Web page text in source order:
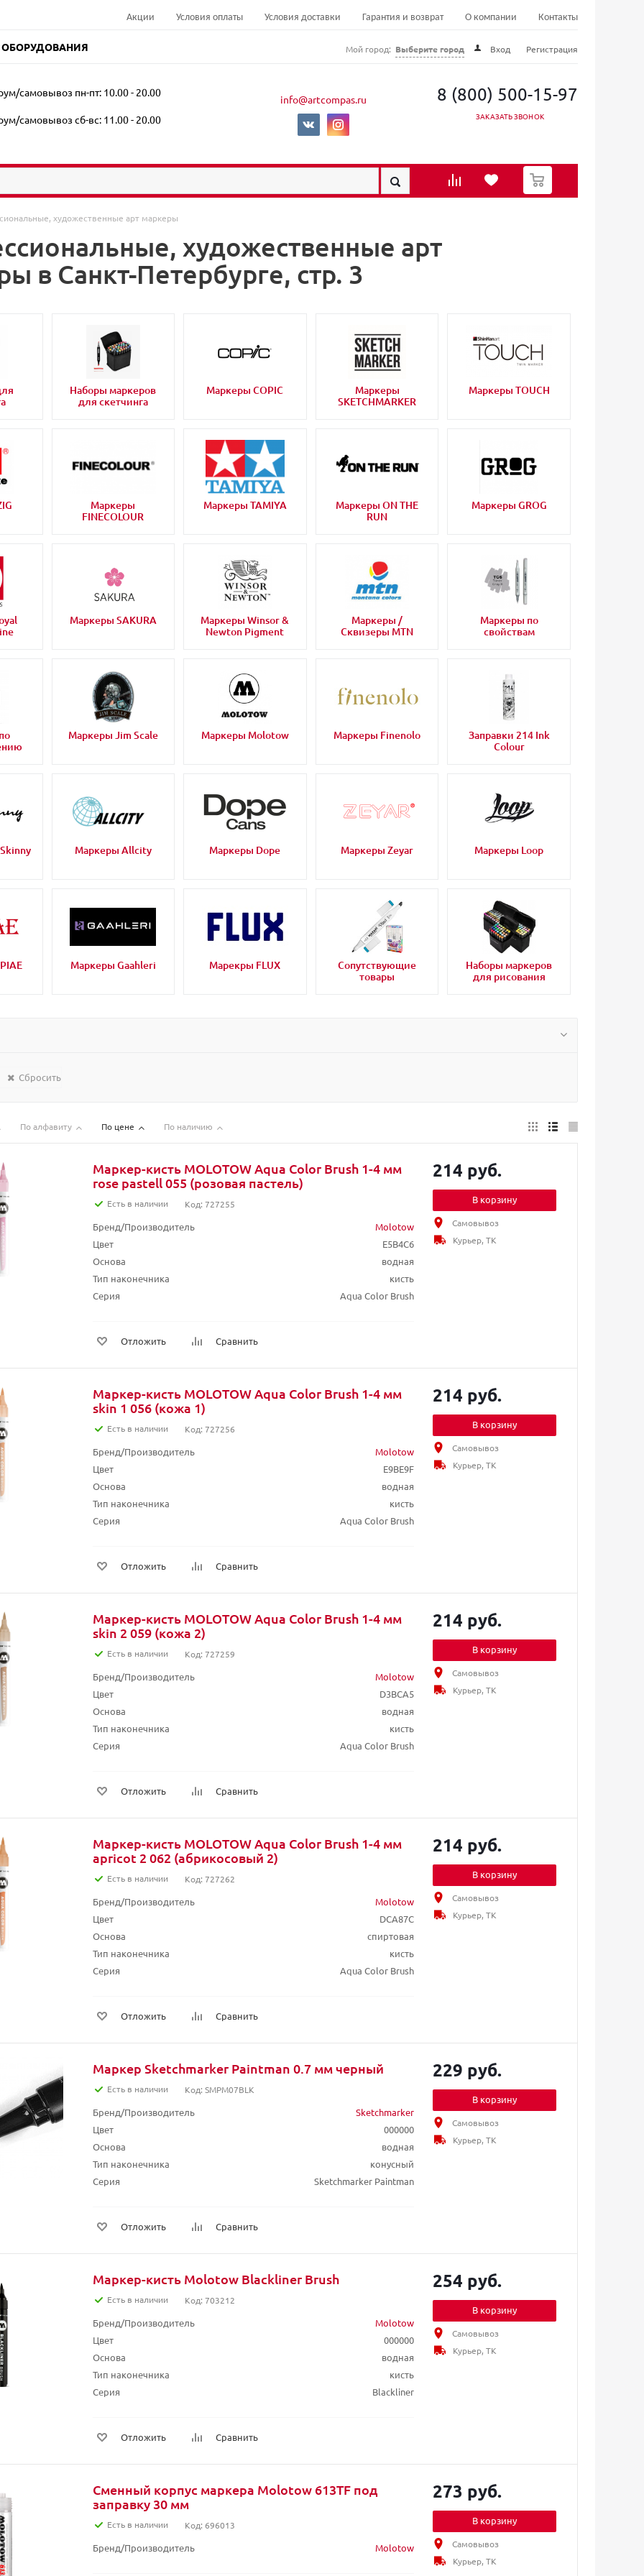
Акции Условия оплаты Условия доставки Гарантия и возврат О компании Контакты
Мой город: Выберите город Вход Регистрация
самовывоз пн-пт: 10.00 - 20.00
самовывоз сб-вс: 11.00 - 20.00
info@artcompas.ru 8 (800) 500-15-97
ЗАКАЗАТЬ ЗВОНОК
0
художественные арт маркеры
художественные арт
в Санкт-Петербурге, стр. 3
Наборы маркеров
для скетчинга
Маркеры COPIC
Маркеры
SKETCHMARKER
Маркеры TOUCH
Маркеры
FINECOLOUR
Маркеры TAMIYA
Маркеры ON THE
RUN
Маркеры GROG
Маркеры SAKURA
Маркеры Winsor &
Newton Pigment
Маркеры /
Сквизеры MTN
Маркеры по
свойствам
Маркеры Jim Scale Маркеры Molotow Маркеры Finenolo
Заправки 214 Ink
Colour
Маркеры Allcity Маркеры Dope Маркеры Zeyar Маркеры Loop
Маркеры Gaahleri Марекры FLUX
Сопутствующие
товары
Наборы маркеров
для рисования
Сбросить
По алфавиту По цене По наличию
Маркер-кисть MOLOTOW Aqua Color Brush 1-4 мм
rose pastell 055 (розовая пастель)
Есть в наличии Код: 727255
Бренд/Производитель
Molotow
Цвет
E5B4C6
Основа
водная
Тип наконечника
кисть
Серия
Aqua Color Brush
Отложить Сравнить
214 руб.
В корзину
Самовывоз
Курьер, ТК
Маркер-кисть MOLOTOW Aqua Color Brush 1-4 мм
skin 1 056 (кожа 1)
Есть в наличии Код: 727256
Бренд/Производитель
Molotow
Цвет
E9BE9F
Основа
водная
Тип наконечника
кисть
Серия
Aqua Color Brush
Отложить Сравнить
214 руб.
В корзину
Самовывоз
Курьер, ТК
Маркер-кисть MOLOTOW Aqua Color Brush 1-4 мм
skin 2 059 (кожа 2)
Есть в наличии Код: 727259
Бренд/Производитель
Molotow
Цвет
D3BCA5
Основа
водная
Тип наконечника
кисть
Серия
Aqua Color Brush
Отложить Сравнить
214 руб.
В корзину
Самовывоз
Курьер, ТК
Маркер-кисть MOLOTOW Aqua Color Brush 1-4 мм
apricot 2 062 (абрикосовый 2)
Есть в наличии Код: 727262
Бренд/Производитель
Molotow
Цвет
DCA87C
Основа
спиртовая
Тип наконечника
кисть
Серия
Aqua Color Brush
Отложить Сравнить
214 руб.
В корзину
Самовывоз
Курьер, ТК
Маркер Sketchmarker Paintman 0.7 мм черный
Есть в наличии Код: SMPM07BLK
Бренд/Производитель
Sketchmarker
Цвет
000000
Основа
водная
Тип наконечника
конусный
Серия
Sketchmarker Paintman
Отложить Сравнить
229 руб.
В корзину
Самовывоз
Курьер, ТК
Маркер-кисть Molotow Blackliner Brush
Есть в наличии Код: 703212
Бренд/Производитель
Molotow
Цвет
000000
Основа
водная
Тип наконечника
кисть
Серия
Blackliner
Отложить Сравнить
254 руб.
В корзину
Самовывоз
Курьер, ТК
Сменный корпус маркера Molotow 613TF под
заправку 30 мм
Есть в наличии Код: 696013
Бренд/Производитель Molotow
273 руб.
В корзину
Самовывоз
Курьер, ТК